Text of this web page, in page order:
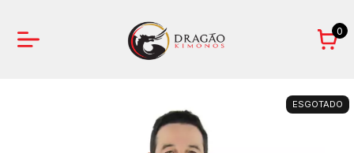
0
ESGOTADO